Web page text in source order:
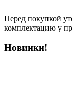
Перед покупкой
комплектацию у
Новинки!